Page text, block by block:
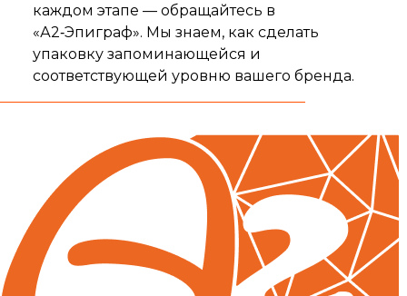
каждом этапе — обращайтесь в
«А2‑Эпиграф». Мы знаем, как сделать
упаковку запоминающейся и
соответствующей уровню вашего бренда.